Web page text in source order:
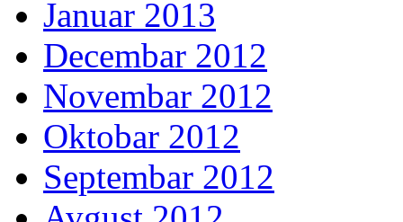
Januar 2013
Decembar 2012
Novembar 2012
Oktobar 2012
Septembar 2012